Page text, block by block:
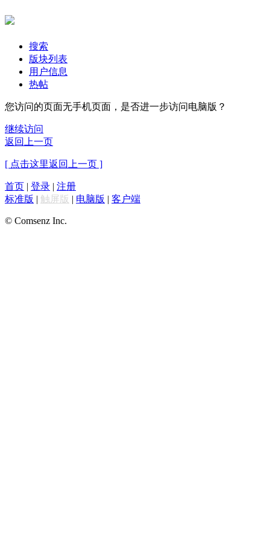
搜索
版块列表
用户信息
热帖
您访问的页面无手机页面，是否进一步访问电脑版？
继续访问
返回上一页
[ 点击这里返回上一页 ]
首页 | 登录 | 注册
标准版 | 触屏版 | 电脑版 | 客户端
© Comsenz Inc.